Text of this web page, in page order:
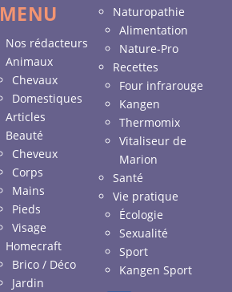
MENU
Nos rédacteurs
Animaux
Chevaux
Domestiques
Articles
Beauté
Cheveux
Corps
Mains
Pieds
Visage
Homecraft
Brico / Déco
Jardin
Naturopathie
Alimentation
Nature-Pro
Recettes
Four infrarouge
Kangen
Thermomix
Vitaliseur de
Marion
Santé
Vie pratique
Écologie
Sexualité
Sport
Kangen Sport